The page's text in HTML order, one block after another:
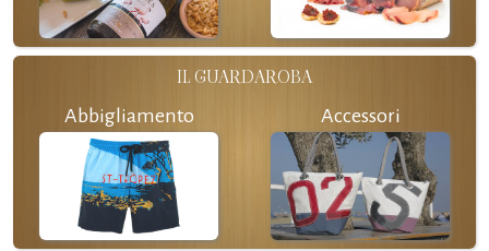
IL GUARDAROBA
Abbigliamento Accessori